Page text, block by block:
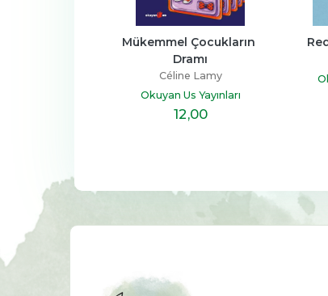
Mükemmel Çocukların
Dramı
Céline Lamy
Okuyan Us Yayınları
12,00